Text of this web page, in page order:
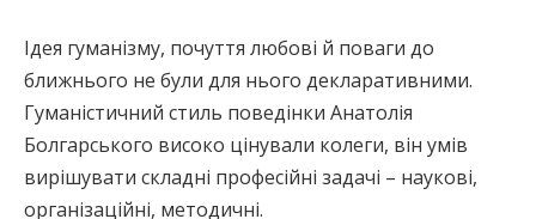
Ідея гуманізму, почуття любові й поваги до
ближнього не були для нього декларативними.
Гуманістичний стиль поведінки Анатолія
Болгарського високо цінували колеги, він умів
вирішувати складні професійні задачі – наукові,
організаційні, методичні.